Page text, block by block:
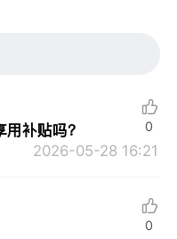
补贴吗？
2026-05-28 16:21
0
0